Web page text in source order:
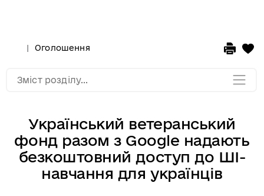
Оголошення
Український ветеранський
фонд разом з Google надають
безкоштовний доступ до ШІ-
навчання для українців
Зміст розділу...